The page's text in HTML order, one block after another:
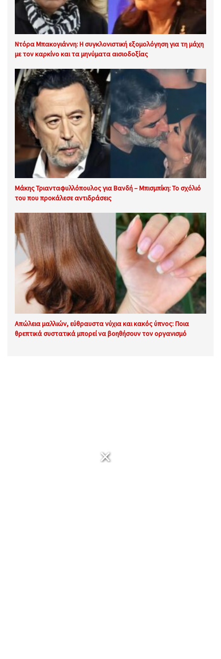
Ντόρα Μπακογιάννη: Η συγκλονιστική εξομολόγηση για τη μάχη
με τον καρκίνο και τα μηνύματα αισιοδοξίας
Μάκης Τριανταφυλλόπουλος για Βανδή – Μπισμπίκη: Το σχόλιό
του που προκάλεσε αντιδράσεις
Απώλεια μαλλιών, εύθραυστα νύχια και κακός ύπνος: Ποια
θρεπτικά συστατικά μπορεί να βοηθήσουν τον οργανισμό